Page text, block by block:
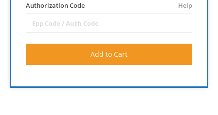
Authorization Code Help
Add to Cart